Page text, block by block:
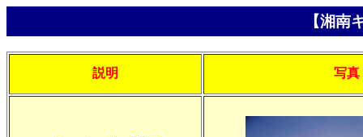
【湘南
説明 写真